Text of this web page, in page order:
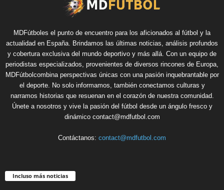
MDFútboles el punto de encuentro para los aficionados al fútbol y la
actualidad en España. Brindamos las últimas noticias, análisis profundos
y cobertura exclusiva del mundo deportivo y más allá. Con un equipo de
periodistas especializados, provenientes de diversos rincones de Europa,
MDFútbolcombina perspectivas únicas con una pasión inquebrantable por
el deporte. No solo informamos, también conectamos culturas y
narramos historias que resuenan en el corazón de nuestra comunidad.
Únete a nosotros y vive la pasión del fútbol desde un ángulo fresco y
dinámico contact@mdfutbol.com
Contáctanos: contact@mdfutbol.com
Incluso más noticias